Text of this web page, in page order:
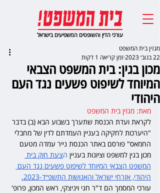
עורכי הדין והשופטים המשפיעים בישראל
מכון בגין: בית המשפט הצבאי
המיוחד לשיפוט פשעים נגד העם
היהודי
מגזין בית המשפט
22 בנוב׳ 2023
זמן קריאה 1 דקות
מאת: מגזין בית המשפט
לקראת ועדת הכנסת שתערך בשבוע הבא (ב) בדבר
"היערכות לחקיקה בעניין העמדתם לדין של מחבלי
החמאס" פורסם באתר הכנסת נייר עמדה מטעם
מכון בגין למשפט וציונות בעניין הצעת חוק בית
המשפט הצבאי המיוחד לשיפוט פשעים נגד העם
היהודי, אזרחי ישראל והאנושות התשפ״ד-2023.
עורכי המסמך הם ד"ר חגי ויניצקי, ראש המכון, פרופ'